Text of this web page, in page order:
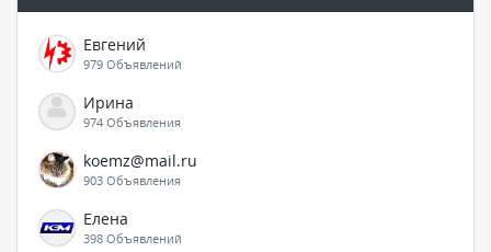
Евгений
979 Объявлений
Ирина
974 Объявления
koemz@mail.ru
903 Объявления
Елена
398 Объявлений